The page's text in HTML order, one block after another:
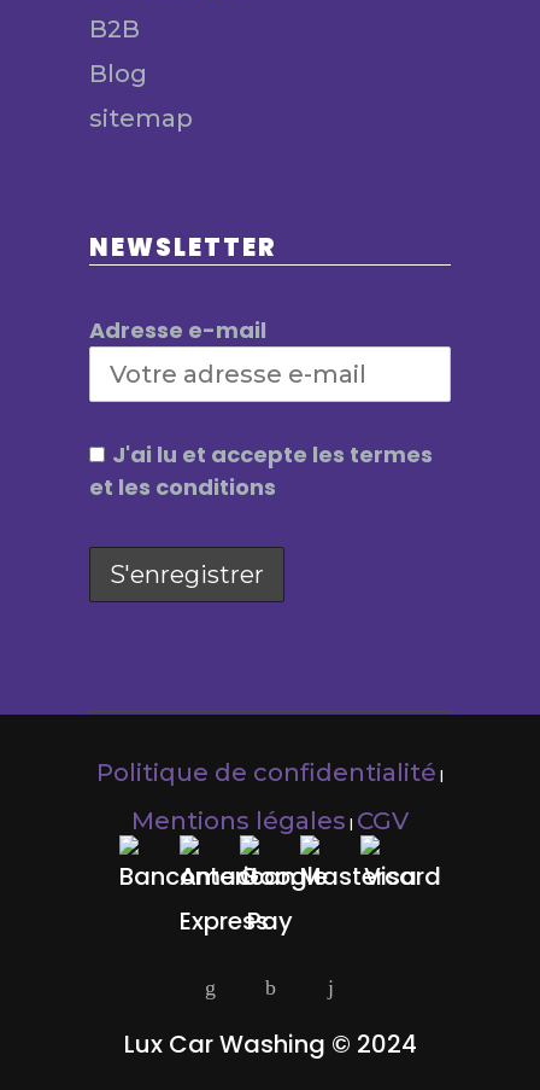
B2B
Blog
sitemap
NEWSLETTER
Adresse e-mail
J'ai lu et accepte les termes
et les conditions
Politique de confidentialité |
Mentions légales | CGV
Lux Car Washing © 2024